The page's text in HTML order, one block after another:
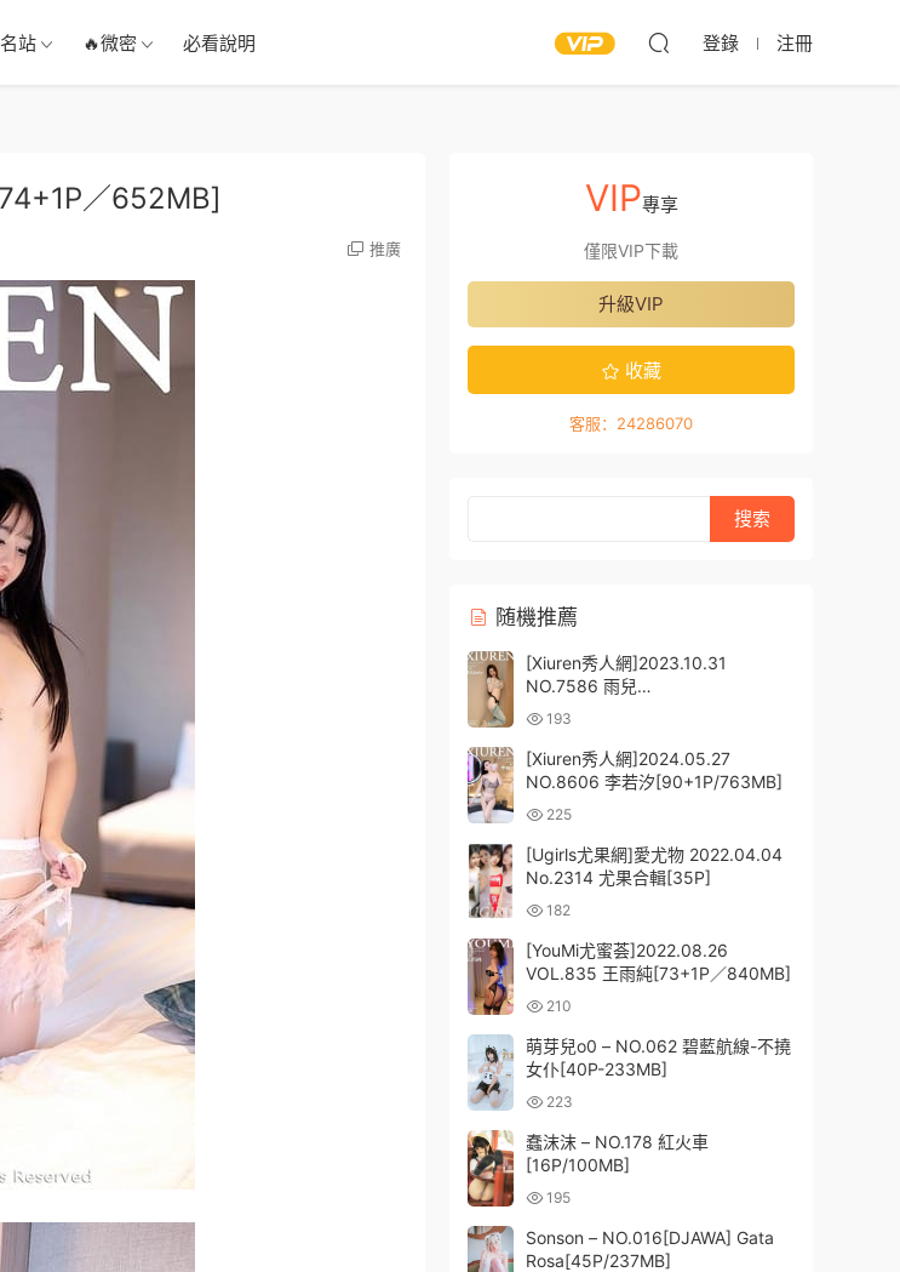
站 🔥微密 必看說明 登錄 注冊
／652MB]
推廣
VIP專享
僅限VIP下載
升級VIP
收藏
客服：24286070
随機推薦
[Xiuren秀人網]2023.10.31
NO.7586 雨兒
baby[71+1P/750MB]
193
[Xiuren秀人網]2024.05.27
NO.8606 李若汐[90+1P/763MB]
225
[Ugirls尤果網]愛尤物 2022.04.04
No.2314 尤果合輯[35P]
182
[YouMi尤蜜荟]2022.08.26
VOL.835 王雨純[73+1P／840MB]
210
萌芽兒o0 – NO.062 碧藍航線-不撓
女仆[40P-233MB]
223
蠢沫沫 – NO.178 紅火車
[16P/100MB]
195
Sonson – NO.016[DJAWA] Gata
Rosa[45P/237MB]